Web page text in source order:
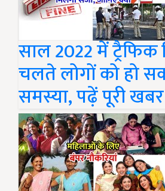
साल 2022 में
चलते लोगों को हो
समस्या, पढ़ें पूरी खबर